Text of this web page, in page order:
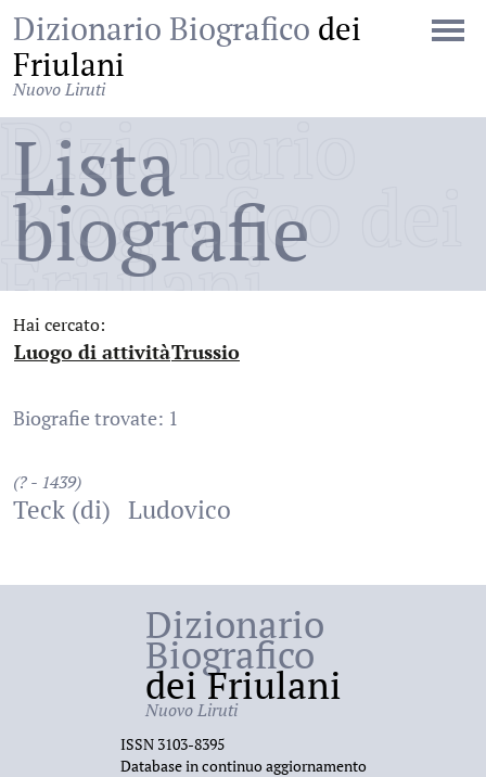
Dizionario Biografico dei
Friulani
Nuovo Liruti
Dizionario
Biografico dei
Friulani
Lista
biografie
Hai cercato:
Luogo di attività
:Trussio
Biografie trovate: 1
(? - 1439)
Teck (di) Ludovico
Dizionario
Biografico
dei Friulani
Nuovo Liruti
ISSN 3103-8395
Database in continuo aggiornamento